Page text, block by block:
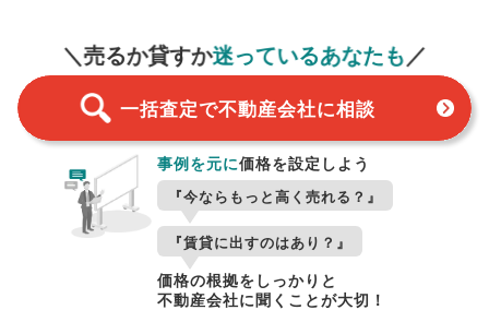
＼売るか貸すか迷っているあなたも／
一括査定で不動産会社に相談
事例を元に価格を設定しよう
『今ならもっと高く売れる？』
『賃貸に出すのはあり？』
価格の根拠をしっかりと
不動産会社に聞くことが大切！